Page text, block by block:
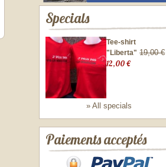
Specials
Tee-shirt
"Liberta" 19,00 €
12,00 €
» All specials
Paiements acceptés